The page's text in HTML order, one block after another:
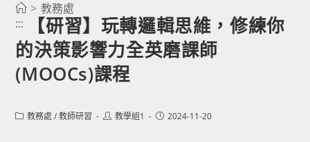
> 教務處
:::
【研習】玩轉邏輯思維，修練你
的決策影響力全英磨課師
(MOOCs)課程
Post教務處 / 教師研習
Post教學組1
Post2024-11-20